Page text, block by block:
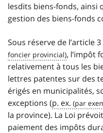
lesdits biens-fonds, ainsi
gestion des biens-fonds
Sous réserve de l’article 3
, l’impôt
relativement à tous les
lettres patentes sur des
érigés en municipalités,
exceptions (p. ex.
la province). La Loi
paiement des impôts